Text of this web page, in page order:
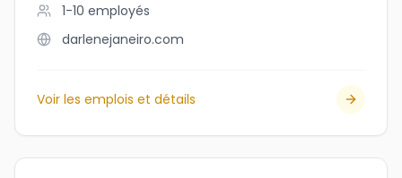
1-10 employés
darlenejaneiro.com
Voir les emplois et détails